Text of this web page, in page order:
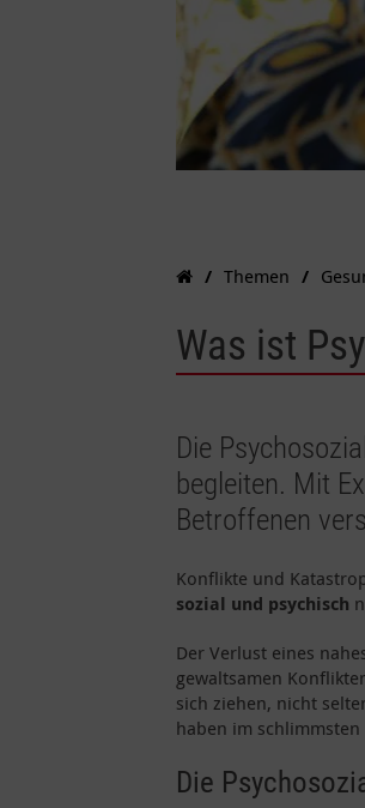
Themen
Was ist
Die
begleiten. Mit
Betroffenen
Konflikte und
sozial und psychisch
Der Verlust eines
gewaltsamen
sich ziehen, nicht
haben im
Die